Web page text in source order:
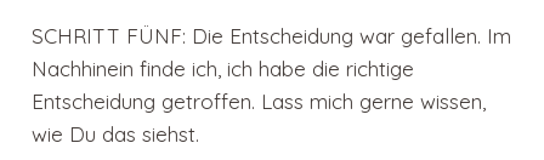
SCHRITT FÜNF: Die Entscheidung war gefallen. Im
Nachhinein finde ich, ich habe die richtige
Entscheidung getroffen. Lass mich gerne wissen,
wie Du das siehst.